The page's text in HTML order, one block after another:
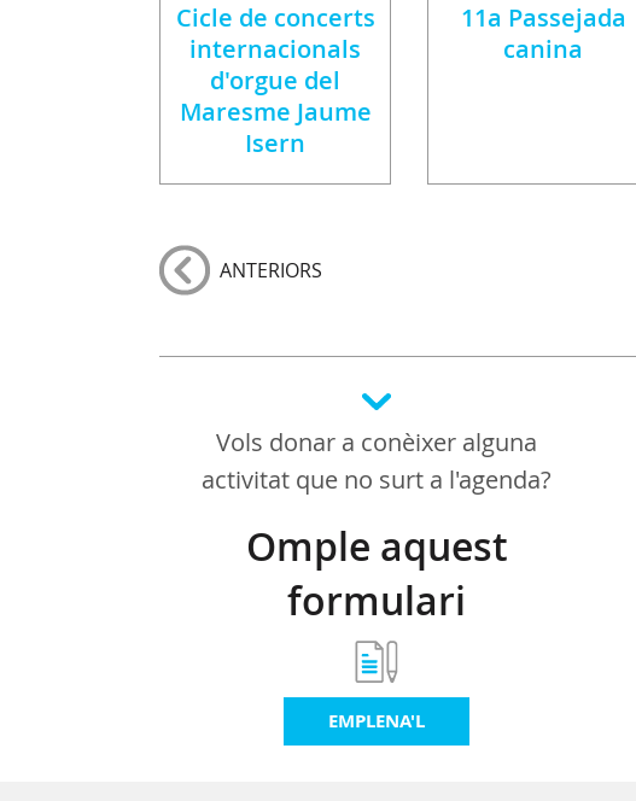
Cicle de concerts
internacionals
d'orgue del
Maresme Jaume
Isern
11a Passejada
canina
ANTERIORS
Vols donar a conèixer alguna
activitat que no surt a l'agenda?
Omple aquest
formulari
EMPLENA'L